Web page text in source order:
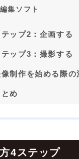
編集ソフト
テップ2：企画する
テップ3：撮影する
像制作を始める際の
とめ
4ステップ